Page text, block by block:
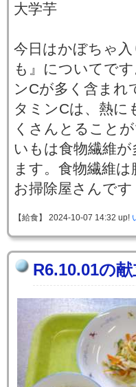
大学芋
今日はかぼちゃ
も』についてで
ンCが多く含まれ
タミンCは、熱に
くさんとること
いもは食物繊維
ます。食物繊維
お掃除屋さんです
【給食】 2024-10-07 14:32 up!
R6.10.01の